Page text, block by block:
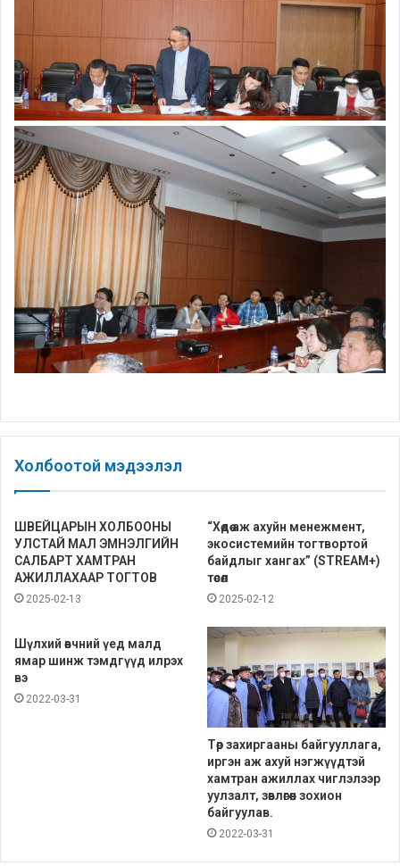
Холбоотой мэдээлэл
ШВЕЙЦАРЫН ХОЛБООНЫ
УЛСТАЙ МАЛ ЭМНЭЛГИЙН
САЛБАРТ ХАМТРАН
АЖИЛЛАХААР ТОГТОВ
2025-02-13
“Хөдөө аж ахуйн менежмент,
экосистемийн тогтвортой
байдлыг хангах” (STREAM+)
төсөл
2025-02-12
Шүлхий өвчний үед малд
ямар шинж тэмдгүүд илрэх
вэ
2022-03-31
Төр захиргааны байгууллага,
иргэн аж ахуй нэгжүүдтэй
хамтран ажиллах чиглэлээр
уулзалт, зөвлөгөөн зохион
байгуулав.
2022-03-31